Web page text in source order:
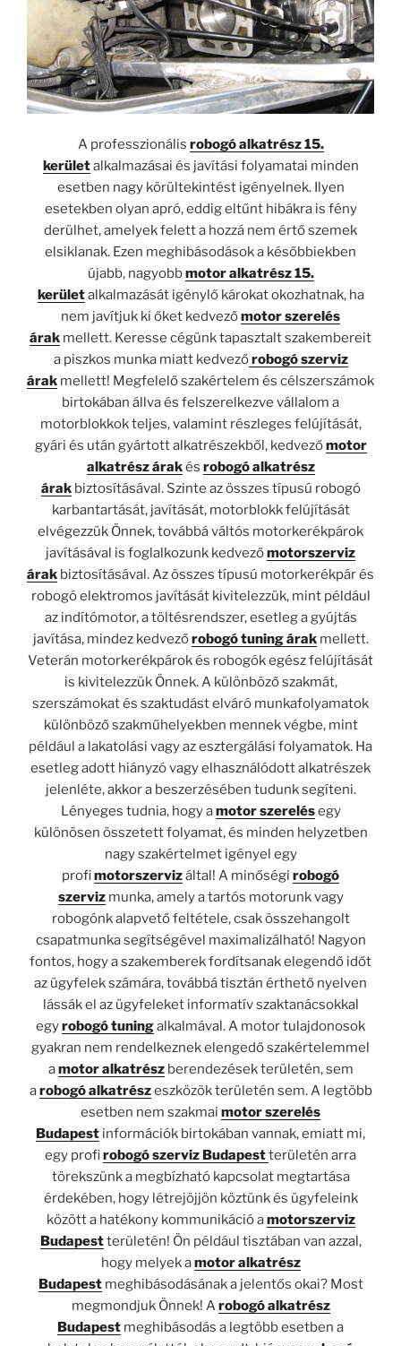
A professzionális robogó alkatrész 15.
kerületalkalmazásai és javítási folyamatai minden
esetben nagy körültekintést igényelnek. Ilyen
esetekben olyan apró, eddig eltűnt hibákra is fény
derülhet, amelyek felett a hozzá nem értő szemek
elsiklanak. Ezen meghibásodások a későbbiekben
újabb, nagyobbmotor alkatrész 15.
kerületalkalmazását igénylő károkat okozhatnak, ha
nem javítjuk ki őket kedvezőmotor szerelés
árak mellett. Keresse cégünk tapasztalt szakembereit
a piszkos munka miatt kedvezőrobogó szerviz
árak mellett! Megfelelő szakértelem és célszerszámok
birtokában állva és felszerelkezve vállalom a
motorblokkok teljes, valamint részleges felújítását,
gyári és után gyártott alkatrészekből, kedvezőmotor
alkatrész árakés robogó alkatrész
árakbiztosításával. Szinte az összes típusú robogó
karbantartását, javítását, motorblokk felújítását
elvégezzük Önnek, továbbá váltós motorkerékpárok
javításával is foglalkozunk kedvezőmotorszerviz
árak biztosításával. Az összes típusú motorkerékpár és
robogó elektromos javítását kivitelezzük, mint például
az indítómotor, a töltésrendszer, esetleg a gyújtás
javítása, mindez kedvezőrobogó tuning árakmellett.
Veterán motorkerékpárok és robogók egész felújítását
is kivitelezzük Önnek. A különböző szakmát,
szerszámokat és szaktudást elváró munkafolyamatok
különböző szakműhelyekben mennek végbe, mint
például a lakatolási vagy az esztergálási folyamatok. Ha
esetleg adott hiányzó vagy elhasználódott alkatrészek
jelenléte, akkor a beszerzésében tudunk segíteni.
Lényeges tudnia, hogy amotor szerelésegy
különösen összetett folyamat, és minden helyzetben
nagy szakértelmet igényel egy
profimotorszervizáltal! A minőségi robogó
szervizmunka, amely a tartós motorunk vagy
robogónk alapvető feltétele, csak összehangolt
csapatmunka segítségével maximalizálható! Nagyon
fontos, hogy a szakemberek fordítsanak elegendő időt
az ügyfelek számára, továbbá tisztán érthető nyelven
lássák el az ügyfeleket informatív szaktanácsokkal
egyrobogó tuningalkalmával. A motor tulajdonosok
gyakran nem rendelkeznek elengedő szakértelemmel
amotor alkatrészberendezések területén, sem
arobogó alkatrészeszközök területén sem. A legtöbb
esetben nem szakmai motor szerelés
Budapest információk birtokában vannak, emiatt mi,
egy profirobogó szerviz Budapestterületén arra
törekszünk a megbízható kapcsolat megtartása
érdekében, hogy létrejöjjön köztünk és ügyfeleink
között a hatékony kommunikáció amotorszerviz
Budapestterületén! Ön például tisztában van azzal,
hogy melyek amotor alkatrész
Budapestmeghibásodásának a jelentős okai? Most
megmondjuk Önnek! Arobogó alkatrész
Budapest meghibásodás a legtöbb esetben a